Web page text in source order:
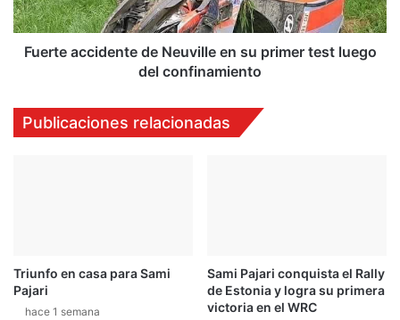
test
luego
delFuerte accidente de Neuville en su primer test luego
del confinamiento
Publicaciones relacionadas
Triunfo en casa para Sami
Pajari
hace 1 semana
Sami Pajari conquista el Rally
de Estonia y logra su primera
victoria en el WRC